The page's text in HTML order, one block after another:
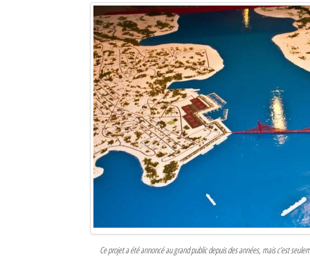
Sites touristiques
Diego Suarez Pratique
Les Petites Annonces
La Tribune de Diego en PDF
Ce projet a été annoncé au grand public depuis des années, mais c’est